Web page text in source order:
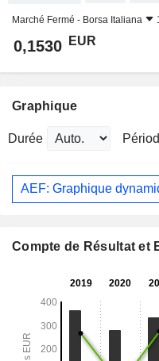
Marché Fermé - Borsa Italiana
0,1530 EUR
Graphique
Durée
AEF: Graphique
Compte de Résultat et